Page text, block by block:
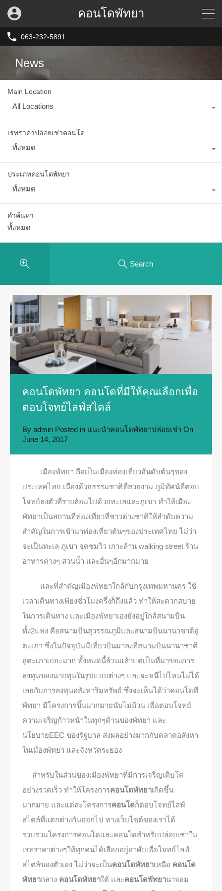
คอนโดพัทยา
063-232-5891
News
Main Location
All Locations
เรทราคาปล่อยเช่าคอนโด
ทั้งหมด
ประเภทคอนโดพัทยา
ทั้งหมด
คำค้นหา
Search
คอนโดพัทยา คอนโดที่มีให้คุณเลือกเพื่อ
ตอบโจทย์ไลฟ์สไตล์
By admin Posted in แนะนำคอนโดพัทยาปล่อยเช่า On
June 14, 2017
เมืองพัทยา ถือเป็นเมืองท่องเที่ยวอันดับต้นๆของ
ประเทศไทย เนื่องด้วยธรรมชาติที่สวยงาม ภูมิทัศน์ที่ตอบ
โจทย์ลงตัวที่รายล้อมไปด้วยทะเลและภูเขา ทำให้เมือง
พัทยาเป็นสถานที่ท่องเที่ยวที่ชาวต่างชาติให้ลำดับความ
สำคัญในการเข้ามาท่องเที่ยวต้นๆของประเทศไทย ไม่ว่า
จะเป็นทะเล ภูเขา จุดชมวิว เกาะล้าน walking street ร้าน
อาหารต่างๆ สวนน้ำ และอื่นๆอีกมากมาย
และที่สำคัญเมืองพัทยาใกล้กับกรุงเทพมหานคร ใช้
เวลาเดินทางเพียงชั่วโมงครึ่งก็ถึงแล้ว ทำให้สะดวกสบาย
ในการเดินทาง และเมืองพัทยาเองยังอยู่ใกล้สนามบิน
ทั้ง2แห่ง คือสนามบินสุวรรณภูมิและสนามบินนานาชาติอู่
ตะเภา ซึ่งในปัจจุบันมีเที่ยวบินมาลงที่สนามบินนานาชาติ
อู่ตะเภาเยอะมาก ทั้งหมดนี้ล้วนแล้วแต่เป็นที่มาของการ
ลงทุนของนายทุนในรูปแบบต่างๆ และจะหนีไปไหนไม่ได้
เลยกับการลงทุนอสังหาริมทรัพย์ ซึ่งจะเห็นได้ว่าคอนโดที่
พัทยา มีโครงการขึ้นมากมายนับไม่ถ้วน เพื่อตอบโจทย์
ความเจริญก้าวหน้าในทุกๆด้านของพัทยา และ
นโยบายEEC ของรัฐบาล ส่งผลอย่างมากกับตลาดอสังหา
ในเมืองพัทยา และจังหวัดระยอง
สำหรับในส่วนของเมืองพัทยาที่มีการเจริญเติบโต
อย่างรวดเร็ว ทำให้โครงการคอนโดพัทยาเกิดขึ้น
มากมาย และแต่ละโครงการคอนโดก็ตอบโจทย์ไลฟ์
สไตล์ที่แตกต่างกันออกไป ทางเว็บไซต์ของเราได้
รวบรวมโครงการคอนโดและคอนโดสำหรับปล่อยเช่าใน
เรทราคาต่างๆให้ทุกคนได้เลือกอยู่อาศัยเพื่อโจทย์ไลฟ์
สไตล์ของตัวเอง ไม่ว่าจะเป็นคอนโดพัทยาเหนือ คอนโด
พัทยากลาง คอนโดพัทยาใต้ และคอนโดพัทยานาจอม